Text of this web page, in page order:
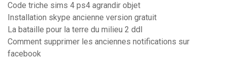
Code triche sims 4 ps4 agrandir objet
Installation skype ancienne version gratuit
La bataille pour la terre du milieu 2 ddl
Comment supprimer les anciennes notifications sur
facebook